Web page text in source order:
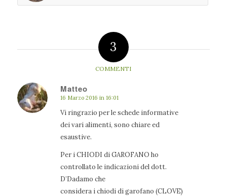
3
COMMENTI
Matteo
dice:
16 Marzo 2016 in 16:01
Vi ringrazio per le schede informative
dei vari alimenti, sono chiare ed
esaustive.
Per i CHIODI di GAROFANO ho
controllato le indicazioni del dott.
D’Dadamo che
considera i chiodi di garofano (CLOVE)